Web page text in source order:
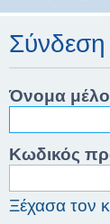
Σύνδεση
Όνομα
Κωδικός
Ξέχασα τον